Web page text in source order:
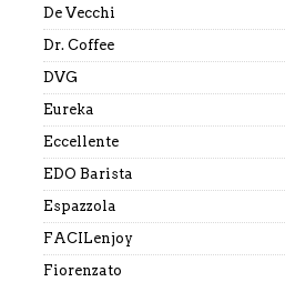
De Vecchi
Dr. Coffee
DVG
Eureka
Eccellente
EDO Barista
Espazzola
FACILenjoy
Fiorenzato